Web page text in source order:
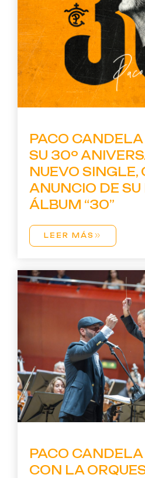
PACO
SU 30º
NUEVO SINGLE,
ANUNCIO DE SU
ÁLBUM “30”
LEER MÁS
PACO
CON LA